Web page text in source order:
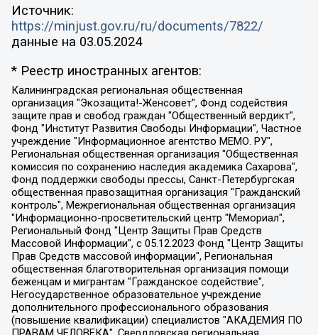
Источник:
https://minjust.gov.ru/ru/documents/7822/
данные на 03.05.2024
* Реестр иностранных агентов:
Калининградская региональная общественная организация "Экозащита!-Женсовет", Фонд содействия защите прав и свобод граждан "Общественный вердикт", Фонд "Институт Развития Свободы Информации", Частное учреждение "Информационное агентство МЕМО. РУ", Региональная общественная организация "Общественная комиссия по сохранению наследия академика Сахарова", Фонд поддержки свободы прессы, Санкт-Петербургская общественная правозащитная организация "Гражданский контроль", Межрегиональная общественная организация "Информационно-просветительский центр "Мемориал", Региональный Фонд "Центр Защиты Прав Средств Массовой Информации", с 05.12.2023 Фонд "Центр Защиты Прав Средств массовой информации", Региональная общественная благотворительная организация помощи беженцам и мигрантам "Гражданское содействие", Негосударственное образовательное учреждение дополнительного профессионального образования (повышение квалификации) специалистов "АКАДЕМИЯ ПО ПРАВАМ ЧЕЛОВЕКА", Свердловская региональная общественная организация "Сутяжник", Автономная некоммерческая организация "Центр независимых социологических исследований", Союз общественных объединений "Российский исследовательский центр по правам человека", Региональное общественное учреждение научно-информационный центр "МЕМОРИАЛ", Некоммерческая организация "Фонд защиты гласности", Автономная некоммерческая организация "Институт прав человека", Городская общественная организация "Екатеринбургское общество "МЕМОРИАЛ", Городская общественная организация "Рязанское историко-просветительское и правозащитное общество "Мемориал" (Рязанский Мемориал), Челябинский региональный орган общественной самодеятельности – женское общественное объединение "Женщины Евразии", Челябинский региональный орган общественной самодеятельности "Уральская правозащитная группа", Фонд содействия защите здоровья и социальной справедливости имени Андрея Рылькова, Автономная Некоммерческая Организация "Аналитический Центр Юрия Левады", Автономная некоммерческая организация социальной поддержки населения "Проект Апрель", Региональная общественная организация помощи женщинам и детям, находящимся в кризисной ситуации "Информационно-методический центр "Анна", Фонд содействия развитию массовых коммуникаций и правовому просвещению "Так-так-Так", Фонд содействия устойчивому развитию "Серебряная тайга", Свердловский региональный общественный фонд социальных проектов "Новое время", "Idel.Реалии", Кавказ.Реалии, Крым.Реалии, Телеканал Настоящее Время, Татаро-башкирская служба Радио Свобода (Azatliq Radiosi), Радио Свободная Европа/Радио Свобода (PCE/PC), "Сибирь.Реалии", "Фактограф", Благотворительный фонд помощи осужденным и их семьям, Автономная некоммерческая организация "Институт глобализации и социальных движений", Фонд "В защиту прав заключенных", Частное учреждение "Центр поддержки и содействия развитию средств массовой информации", Пензенский региональный общественный благотворительный фонд "Гражданский союз", "Север.Реалии", Некоммерческая организация Фонд "Правовая инициатива", Общество с ограниченной ответственностью "Радио Свободная Европа/Радио Свобода", Чешское информационное агентство "MEDIUM-ORIENT", Красноярская региональная общественная организация "Мы против СПИДа", Камалягин Денис Николаевич, Маркелов Сергей Евгеньевич, Пономарев Лев Александрович, Савицкая Людмила Алексеевна, Автономная некоммерческая организация "Центр по работе с проблемой насилия "НАСИЛИЮ.НЕТ", Межрегиональный профессиональный союз работников здравоохранения "Альянс врачей", Юридическое лицо, зарегистрированное в Латвийской Республике, SIA "Medusa Project" (регистрационный номер 40103797863, дата регистрации 10.06.2014), Некоммерческая организация "Фонд по борьбе с коррупцией", Автономная некоммерческая организация "Институт права и публичной политики", Баданин Роман Сергеевич, Гликин Максим Александрович, Железнова Мария Михайловна, Лукьянова Юлия Сергеевна, Маетная Елизавета Витальевна, Маняхин Петр Борисович, Чуракова Ольга Владимировна, Ярош Юлия Петровна, Юридическое лицо "The Insider SIA", зарегистрированное в Риге, Латвийская Республика (дата регистрации 26.06.2015), являющееся администратором доменного имени интернет-издания "The Insider SIA", https://theins.ru, Постернак Алексей Евгеньевич, Рубин Михаил Аркадьевич, Анин Роман Александрович, Юридическое лицо Istories fonds, зарегистрированное в Латвийской Республике (регистрационный номер 50008295751, дата регистрации 24.02.2020), Великовский Дмитрий Александрович, Долинина Ирина Николаевна, Мароховская Алеся Алексеевна, Шлейнов Роман Юрьевич, Шмагун Олеся Валентиновна, Общество с ограниченной ответственностью "Альтаир 2021", Общество с ограниченной ответственностью "Вега 2021", Общество с ограниченной ответственностью "Главный редактор 2021", Общество с ограниченной ответственностью "Ромашки монолит", Важенков Артем Валерьевич, Ивановская областная общественная организация "Центр гендерных исследований", Гурман Юрий Альбертович, Медиапроект "ОВД-Инфо", Егоров Владимир Владимирович, Жилинский Владимир Александрович, Общество с ограниченной ответственностью "ЗП", Иванова София Юрьевна, Карезина Инна Павловна, Кильтау Екатерина Викторовна, Петров Алексей Викторович, Пискунов Сергей Евгеньевич, Смирнов Сергей Сергеевич, Тихонов Михаил Сергеевич, Общество с ограниченной ответственностью "ЖУРНАЛИСТ-ИНОСТРАННЫЙ АГЕНТ", Арапова Галина Юрьевна, Вольтская Татьяна Анатольевна, Американская компания "Mason G.E.S. Anonymous Foundation" (США), являющаяся владельцем интернет-издания https://mnews.world/, Компания "Stichting Bellingcat", зарегистрированная в Нидерландах (дата регистрации 11.07.2018), Захаров Андрей Вячеславович, Клепиковская Екатерина Дмитриевна, Общество с ограниченной ответственностью "МЕМО", Перл Роман Александрович, Симонов Евгений Алексеевич, Соловьева Елена Анатольевна, Сотников Даниил Владимирович, Сурначева Елизавета Дмитриевна, Автономная некоммерческая организация по защите прав человека и информированию населения "Якутия – Наше Мнение", Общество с ограниченной ответственностью "Москоу диджитал медиа", с 26.01.2023 Общество с ограниченной ответственностью "Чайка Белые сады", Ветошкина Валерия Валерьевна, Заговора Максим Александрович, Межрегиональное общественное движение "Российская ЛГБТ - сеть", Оленичев Максим Владимирович, Павлов Иван Юрьевич, Скворцова Елена Сергеевна, Общество с ограниченной ответственностью "Как бы инагент", Кочетков Игорь Викторович, Общество с ограниченной ответственностью "Честные выборы", Еланчик Олег Александрович, Общество с ограниченной ответственностью "Нобелевский призыв", Гималова Регина Эмилевна, Григорьев Андрей Валерьевич, Григорьева Алина Александровна, Ассоциация по содействию защите прав призывников, альтернативнослужащих и военнослужащих "Правозащитная группа "Гражданин.Армия.Право", Хисамова Регина Фаритовна, Автономная некоммерческая организация по реализации социально-правовых программ "Лилит", Дальневосточное общественное движение "Маяк", Санкт-Петербургская ЛГБТ-инициативная группа "Выход", Инициативная группа ЛГБТ+ "Реверс", Алексеев Андрей Викторович, Бекбулатова Таисия Львовна, Беляев Иван Михайлович, Владыкина Елена Сергеевна, Гельман Марат Александрович, Никульшина Вероника Юрьевна, Толоконникова Надежда Андреевна, Шендерович Виктор Анатольевич, Общество с ограниченной ответственностью "Данное сообщение", Общество с ограниченной ответственностью Издательский дом "Новая глава", Айнбиндер Александра Александровна, Московский комьюнити-центр для ЛГБТ+инициатив, Благотворительный фонд развития филантропии, Deutsche Welle (Германия, Kurt-Schumacher-Strasse 3, 53113 Bonn), Борзунова Мария Михайловна, Воробьев Виктор Викторович, Голубева Анна Львовна, Константинова Алла Михайловна, Малкова Ирина Владимировна, Мурадов Мурад Абдулгалимович, Осетинская Елизавета Николаевна, Понасенков Евгений Николаевич, Ганапольский Матвей Юрьевич, Киселев Евгений Алексеевич, Борухович Ирина Григорьевна, Дремин Иван Тимофеевич, Дубровский Дмитрий Викторович, Красноярская региональная общественная организация поддержки и развития альтернативных образовательных технологий и межкультурных коммуникаций "ИНТЕРРА", Маяковская Екатерина Алексеевна, Фейгин Марк Захарович, Филимонов Андрей Викторович, Дзугкоева Регина Николаевна, Доброхотов Роман Александрович, Дудь Юрий Александрович, Елкин Сергей Владимирович, Кругликов Кирилл Игоревич, Сабунаева Мария Леонидовна, Семенов Алексей Владимирович, Шаинян Карен Багратович, Шульман Екатерина Михайловна, Асафьев Артур Валерьевич, Вахштайн Виктор Семенович, Венедиктов Алексей Алексеевич, Лушникова Екатерина Евгеньевна, Волков Леонид Михайлович, Невзоров Александр Глебович, Пархоменко Сергей Борисович, Сироткин Ярослав Николаевич, Кара-Мурза Владимир Владимирович, Баранова Наталья Владимировна, Гозман Леонид Яковлевич, Кагарлицкий Борис Юльевич, Климарев Михаил Валерьевич, Милов Владимир Станиславович, Автономная некоммерческая организация Краснодарский центр современного искусства "Типография", Моргенштерн Алишер Тагирович, Соболь Любовь Эдуардовна, Общество с ограниченной ответственностью "ЛИЗА НОРМ", Каспаров Гарри Кимович, Ходорковский Михаил Борисович, Общество с ограниченной ответственностью "Апрельские тезисы", Данилович Ирина Брониславовна, Кашин Олег Владимирович, Петров Николай Владимирович, Пивоваров Алексей Владимирович, Соколов Михаил Владимирович, Цветкова Юлия Владимировна, Чичваркин Евгений Александрович, Комитет против пыток/Команда против пыток, Общество с ограниченной ответственностью "Первый научный", Общество с ограниченной ответственностью "Вертолет и ко", Белоцерковская Вероника Борисовна, Кац Максим Евгеньевич, Лазарева Татьяна Юрьевна, Шаведдинов Руслан Табризович, Яшин Илья Валерьевич, Общество с ограниченной ответственностью "Иноагент ААВ", Алешковский Дмитрий Петрович, Альбац Евгения Марковна, Быков Дмитрий Львович, Галямина Юлия Евгеньевна, Лойко Сергей Леонидович, Мартынов Кирилл Константинович, Медведев Сергей Александрович, Крашенинников Федор Геннадиевич, Гордеева Катерина Вл